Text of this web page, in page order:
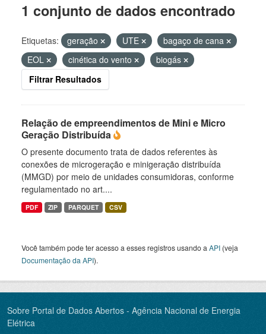
1 conjunto de dados encontrado
Etiquetas: geração UTE
bagaço de cana
EOL
cinética do vento
biogás
Filtrar Resultados
Relação de empreendimentos de Mini e Micro
Geração Distribuída
O presente documento trata de dados referentes às
conexões de microgeração e minigeração distribuída
(MMGD) por meio de unidades consumidoras, conforme
regulamentado no art....
PDF ZIP PARQUET CSV
Você também pode ter acesso a esses registros usando a API (veja
Documentação da API).
Sobre Portal de Dados Abertos - Agência Nacional de Energia
Elétrica